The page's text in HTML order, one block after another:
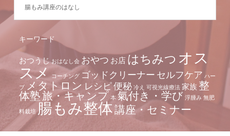
腸もみ講座のはなし
キーワード
おつうじ おはなし会 おやつ お店 はちみつ オス
スメ コーチング ゴッドクリーナー セルフケア ハー
ブ
メタトロン レシピ便秘 冷え 可視光線療法 家族 整
体塾旅・キャンプ 本 氣付き・学び 浮腫み 無肥
料栽培 腸もみ整体講座・セミナー